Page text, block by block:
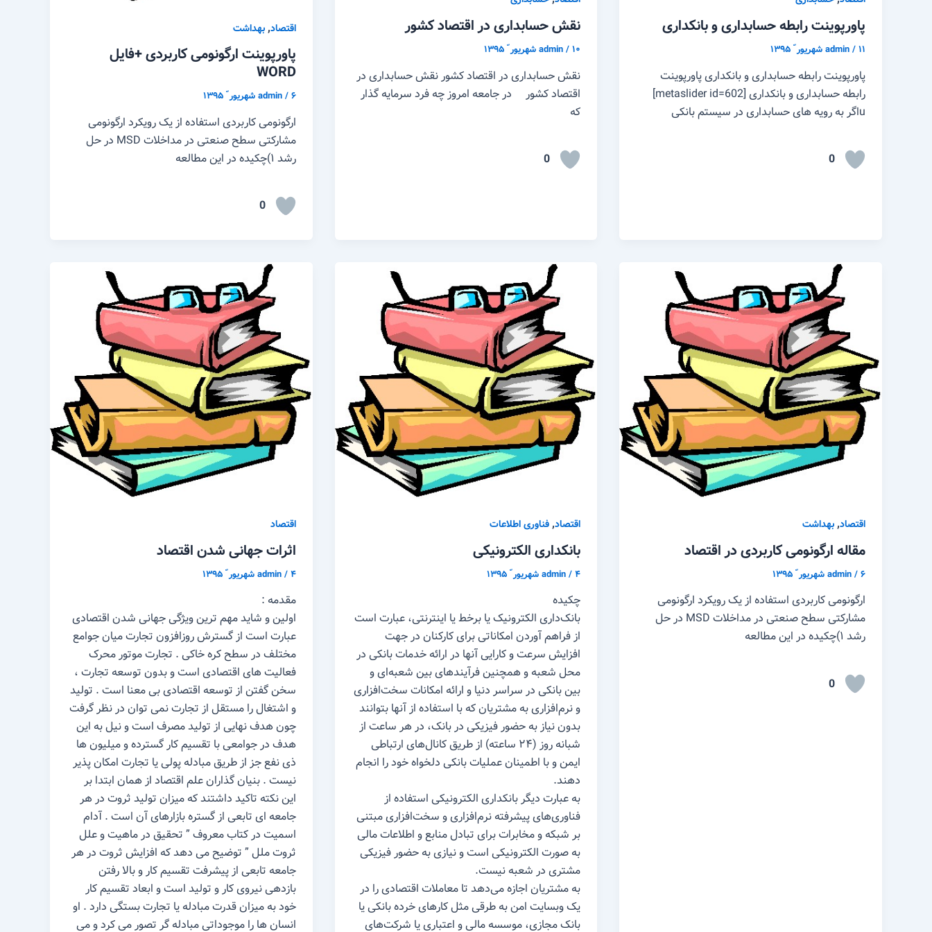
پاورپوینت رابطه حسابداری و بانکداری
admin/۱۱ شهریور ّ ۱۳۹۵
پاورپوینت رابطه حسابداری و بانکداری پاورپوینت
رابطه حسابداری و بانکداری [metaslider id=602]
uاگر به رویه های حسابداری در سیستم بانکی
0
نقش حسابداری در اقتصاد کشور
admin/۱۰ شهریور ّ ۱۳۹۵
نقش حسابداری در اقتصاد کشور نقش حسابداری در
اقتصاد کشور در جامعه امروز چه فرد سرمایه گذار
که
0
اقتصاد,بهداشت
پاورپوینت ارگونومی کاربردی +فایل
WORD
admin/۶ شهریور ّ ۱۳۹۵
ارگونومی کاربردی استفاده از یک رویکرد ارگونومی
مشارکتی سطح صنعتی در مداخلات MSD در حل
رشد ۱)چکیده در این مطالعه
0
اقتصاد,بهداشت
مقاله ارگونومی کاربردی در اقتصاد
admin/۶ شهریور ّ ۱۳۹۵
ارگونومی کاربردی استفاده از یک رویکرد ارگونومی
مشارکتی سطح صنعتی در مداخلات MSD در حل
رشد ۱)چکیده در این مطالعه
0
اقتصاد,فناوری اطلاعات
بانکداری الکترونیکی
admin/۴ شهریور ّ ۱۳۹۵
چکیده
بانک‌داری الکترونیک یا برخط یا اینترنتی، عبارت است
از فراهم آوردن امکاناتی برای کارکنان در جهت
افزایش سرعت و کارایی آنها در ارائه خدمات بانکی در
محل شعبه و همچنین فرآیندهای بین شعبه‌ای و
بین بانکی در سراسر دنیا و ارائه امکانات سخت‌افزاری
و نرم‌افزاری به مشتریان که با استفاده از آنها بتوانند
بدون نیاز به حضور فیزیکی در بانک، در هر ساعت از
شبانه روز (۲۴ ساعته) از طریق کانال‌های ارتباطی
ایمن و با اطمینان عملیات بانکی دلخواه خود را انجام
دهند.
به عبارت دیگر بانکداری الکترونیکی استفاده از
فناوری‌های پیشرفته نرم‌افزاری و سخت‌افزاری مبتنی
بر شبکه و مخابرات برای تبادل منابع و اطلاعات مالی
به صورت الکترونیکی است و نیازی به حضور فیزیکی
مشتری در شعبه نیست.
به مشتریان اجازه می‌دهد تا معاملات اقتصادی را در
یک وبسایت امن به طرقی مثل کارهای خرده بانکی یا
بانک مجازی، موسسه مالی و اعتباری یا شرکت‌های
اقتصاد
اثرات جهانی شدن اقتصاد
admin/۴ شهریور ّ ۱۳۹۵
مقدمه :
اولین و شاید مهم‌ ترین ویژگی‌ جهانی شدن اقتصادی
عبارت است از گسترش روزافزون تجارت میان جوامع
مختلف در سطح کره خاکی . تجارت موتور محرک
فعالیت‌ های اقتصادی است و بدون توسعه تجارت ،
سخن گفتن از توسعه اقتصادی بی ‌معنا است . تولید
و اشتغال را مستقل از تجارت نمی ‌توان در نظر گرفت
چون هدف نهایی از تولید مصرف است و نیل به این
هدف در جوامعی با تقسیم کار گسترده و میلیون‌ ها
ذی ‌نفع جز از طریق مبادله پولی یا تجارت امکان‌ پذیر
نیست . بنیان گذاران علم اقتصاد از همان ابتدا بر
این نکته تاکید داشتند که میزان تولید ثروت در هر
جامعه‌ ای تابعی از گستره بازارهای آن است . آدام
اسمیت در کتاب معروف ” تحقیق در ماهیت و علل
ثروت ملل ” توضیح می ‌دهد که افزایش ثروت در هر
جامعه تابعی از پیشرفت تقسیم کار و بالا رفتن
بازدهی نیروی کار و تولید است و ابعاد تقسیم کار
خود به میزان قدرت مبادله یا تجارت بستگی دارد . او
انسان‌ ها را موجوداتی مبادله ‌گر تصور می ‌کرد و می